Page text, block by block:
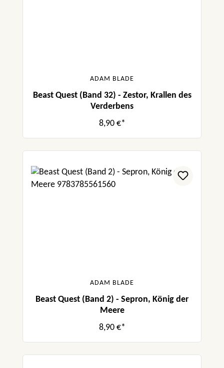
ADAM BLADE
Beast Quest (Band 32) - Zestor, Krallen des
Verderbens
8,90 €*
ADAM BLADE
Beast Quest (Band 2) - Sepron, König der
Meere
8,90 €*